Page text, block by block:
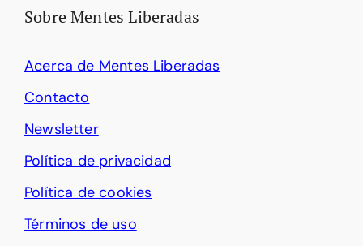
Sobre Mentes Liberadas
Acerca de Mentes Liberadas
Contacto
Newsletter
Política de privacidad
Política de cookies
Términos de uso